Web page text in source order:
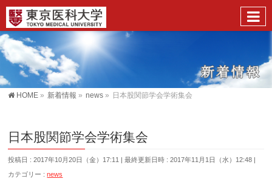
HOME » 新着情報 » news » 日本股関節学会学術集会
日本股関節学会学術集会
投稿日 : 2017年10月20日（金）17:11
最終更新日時 : 2017年11月1日（水）12:48
カテゴリー :news